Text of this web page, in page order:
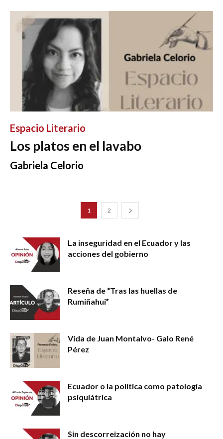
Espacio Literario
Los platos en el lavabo
Gabriela Celorio
1 2
La inseguridad en el Ecuador y las
acciones del gobierno
Reseña de “Tras las huellas de
Rumiñahui”
Vida de Juan Montalvo- Galo René
Pérez
Ecuador o la política como patología
psiquiátrica
Sin descorreización no hay